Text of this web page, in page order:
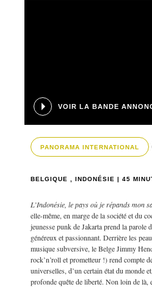
VOIR LA BANDE
PANORAMA INTERNATIONAL
BELGIQUE , INDONÉSIE | 45
L’Indonésie, le pays où je répands mon
elle-même, en marge de la société et du
jeunesse punk de Jakarta prend la parole
généreux et passionnant. Derrière les
musique subversive, le Belge Jimmy
rock’n’roll et prometteur !) rend compte
universelles, d’un certain état du monde
profonde quête de liberté. Non loin de là,